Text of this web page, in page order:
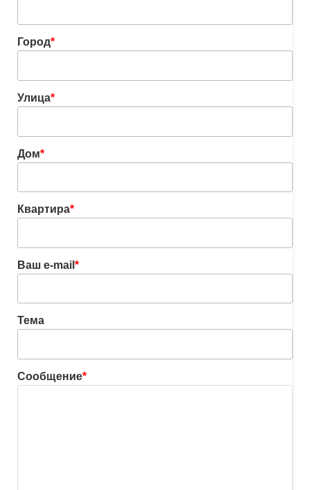
Город*
Улица*
Дом*
Квартира*
Ваш e-mail *
Тема
Сообщение*